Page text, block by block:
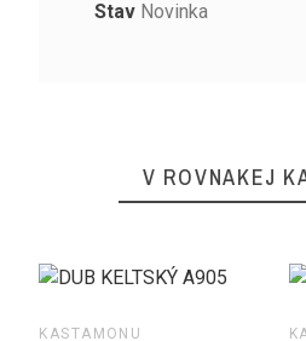
Stav Novinka
V ROVNAKEJ
KASTAMONU